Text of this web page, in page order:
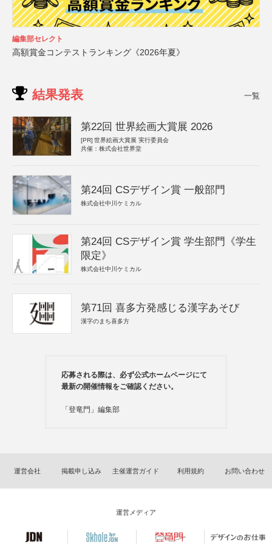
編集部セレクト
高額賞金コンテストランキング《2026年夏》
結果発表 一覧
第22回 世界絵画大賞展 2026
[PR] 世界絵画大賞展 実行委員会
共催：株式会社世界堂
第24回 CSデザイン賞 一般部門
株式会社中川ケミカル
第24回 CSデザイン賞 学生部門《学生
限定》
株式会社中川ケミカル
第71回 喜多方発感じる漢字あそび
漢字のまち喜多方
応募される際は、必ず公式ホームページにて
最新の開催情報をご確認ください。
「登竜門」編集部
運営会社 掲載申し込み 主催運営ガイド 利用規約 お問い合わせ
運営メディア